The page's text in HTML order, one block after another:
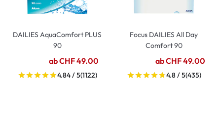
DAILIES AquaComfort PLUS
90
ab CHF 49.00
4.84 / 5(1122)
Focus DAILIES All Day
Comfort 90
ab CHF 49.00
4.8 / 5(435)